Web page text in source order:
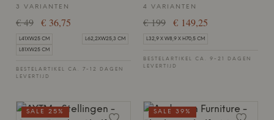
3 VARIANTEN
€ 49 € 36,75
L41XW25 CM L62,2XW25,3 CM
L81XW25 CM
BESTELARTIKEL CA. 7-12 DAGEN
LEVERTIJD
4 VARIANTEN
€ 199 € 149,25
L32,9 X W8,9 X H70,5 CM
BESTELARTIKEL CA. 9-21 DAGEN
LEVERTIJD
SALE 25% SALE 39%